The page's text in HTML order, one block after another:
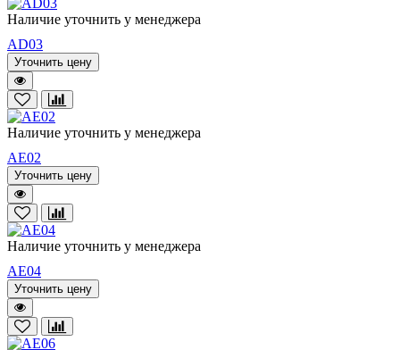
Наличие уточнить у менеджера
AD03
Уточнить цену
Наличие уточнить у менеджера
AE02
Уточнить цену
Наличие уточнить у менеджера
AE04
Уточнить цену